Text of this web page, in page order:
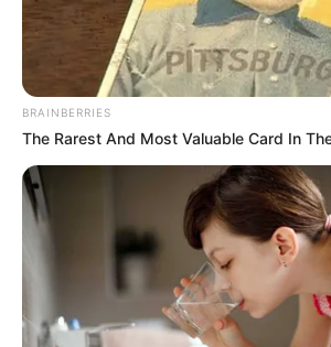
BRAINBERRIES
The Rarest And Most Valuable Card In